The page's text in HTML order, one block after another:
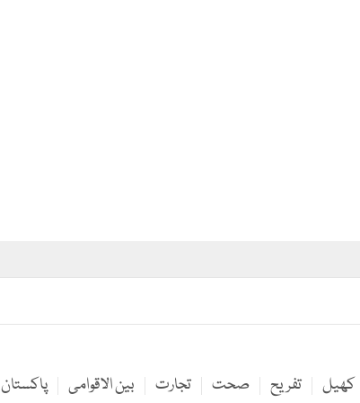
پاکستان بین الاقوامی تجارت صحت تفریح کھیل